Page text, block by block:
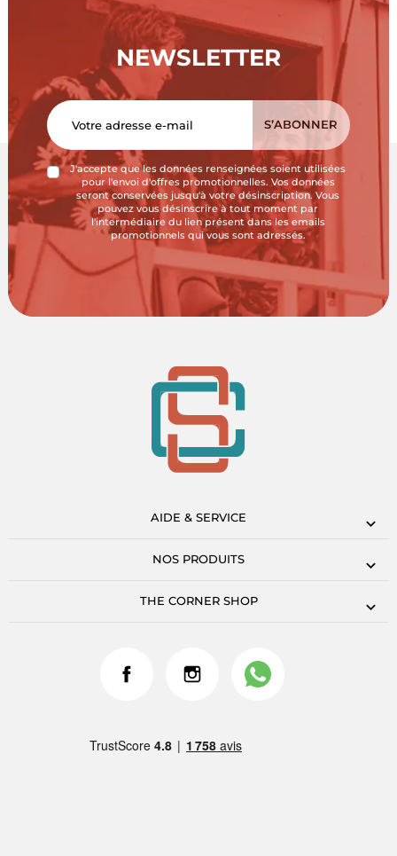
NEWSLETTER
J'accepte que les données renseignées soient utilisées
pour l'envoi d'offres promotionnelles. Vos données
seront conservées jusqu'à votre désinscription. Vous
pouvez vous désinscrire à tout moment par
l'intermédiaire du lien présent dans les emails
promotionnels qui vous sont adressés.
AIDE & SERVICE
NOS PRODUITS
THE CORNER SHOP